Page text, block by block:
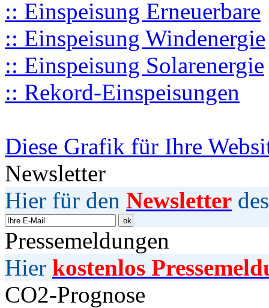
:: Einspeisung Erneuerbare
:: Einspeisung Windenergie
:: Einspeisung Solarenergie
:: Rekord-Einspeisungen
Diese Grafik für Ihre
Newsletter
Hier für den Newsletter
Pressemeldungen
Hier kostenlos
CO2-Prognose